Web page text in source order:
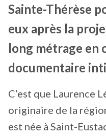
Sainte-Thérèse
eux après la
long métrage en
documentaire
C’est que Laurence
originaire de la
est née à Saint-